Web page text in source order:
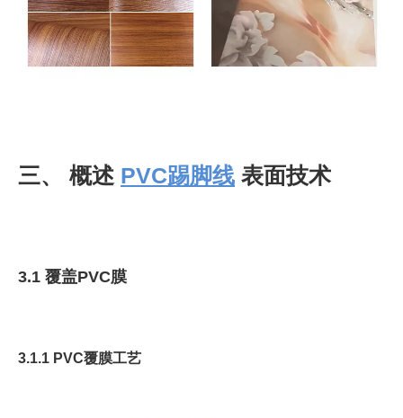
三、 概述 PVC踢脚线 表面技术
3.1 覆盖PVC膜
3.1.1 PVC覆膜工艺